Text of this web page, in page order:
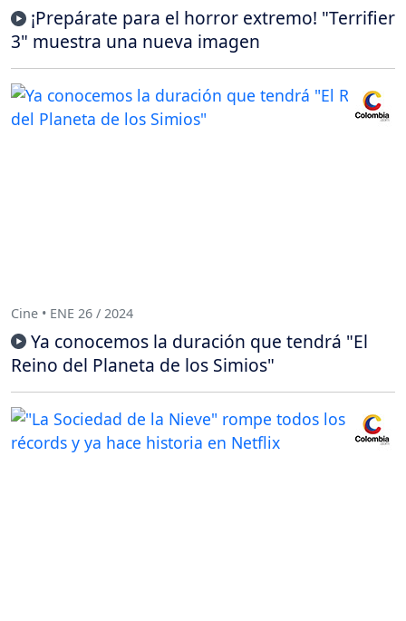
¡Prepárate para el horror extremo! "Terrifier
3" muestra una nueva imagen
Cine • ENE 26 / 2024
Ya conocemos la duración que tendrá "El
Reino del Planeta de los Simios"